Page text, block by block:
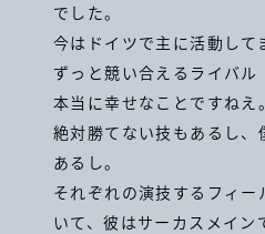
でした。
今はドイツで主に活動して
ずっと競い合えるライバル
本当に幸せなことですねえ。
絶対勝てない技もあるし、
あるし。
それぞれの演技するフィー
いて、彼はサーカスメイン